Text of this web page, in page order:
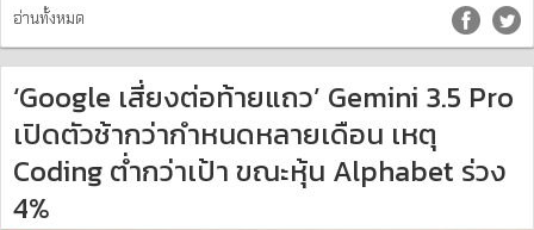
อ่านทั้งหมด
‘Google เสี่ยงต่อท้ายแถว’ Gemini 3.5 Pro
เปิดตัวช้ากว่ากำหนดหลายเดือน เหตุ
Coding ต่ำกว่าเป้า ขณะหุ้น Alphabet ร่วง
4%